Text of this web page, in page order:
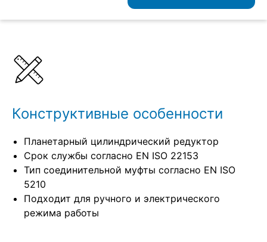
Конструктивные особенности
Планетарный цилиндрический редуктор
Срок службы согласно EN ISO 22153
Тип соединительной муфты согласно EN ISO
5210
Подходит для ручного и электрического
режима работы